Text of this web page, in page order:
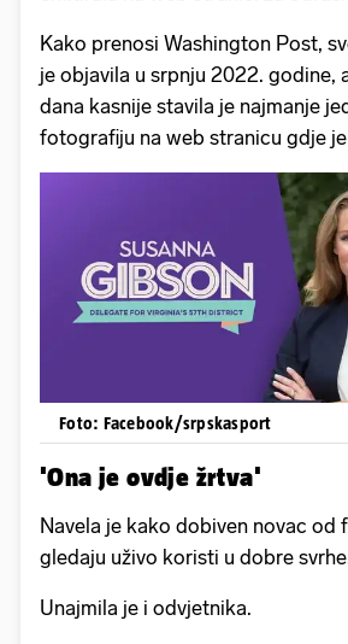
Kako prenosi Washington Post,
je objavila u srpnju 2022. godine,
dana kasnije stavila je najmanje
fotografiju na web stranicu gdje
Foto: Facebook/srpskasport
'Ona je ovdje žrtva'
Navela je kako dobiven novac od
gledaju uživo koristi u dobre
Unajmila je i odvjetnika.